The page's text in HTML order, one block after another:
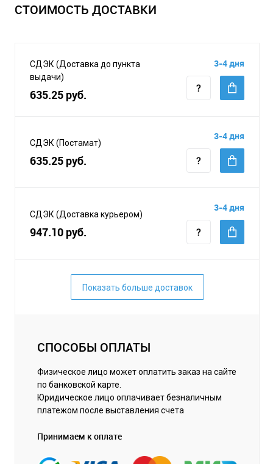
СТОИМОСТЬ ДОСТАВКИ
СДЭК (Доставка до пункта
выдачи)
635.25 руб.
3-4 дня
СДЭК (Постамат)
635.25 руб.
3-4 дня
СДЭК (Доставка курьером)
947.10 руб.
3-4 дня
Показать больше доставок
СПОСОБЫ ОПЛАТЫ
Физическое лицо может оплатить заказ на сайте
по банковской карте.
Юридическое лицо оплачивает безналичным
платежом после выставления счета
Принимаем к оплате